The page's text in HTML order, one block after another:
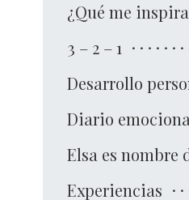
¿Qué me
3 – 2 – 1
Desarrollo
Diario
Elsa es nombre
Experiencias